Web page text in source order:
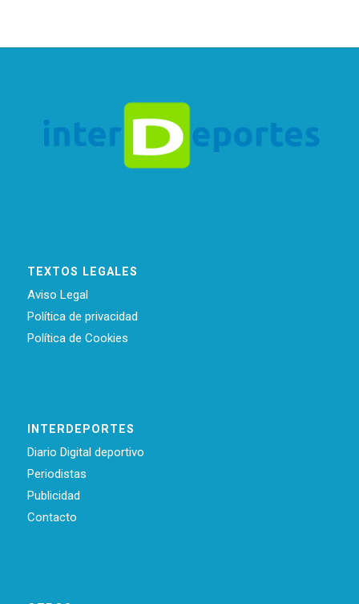
TEXTOS LEGALES
Aviso Legal
Política de privacidad
Política de Cookies
INTERDEPORTES
Diario Digital deportivo
Periodistas
Publicidad
Contacto